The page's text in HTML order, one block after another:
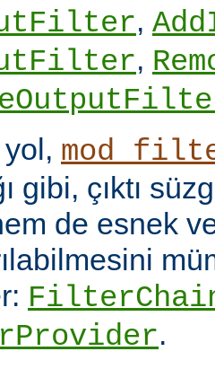
,
,
gibi, çıktı
de esnek
.